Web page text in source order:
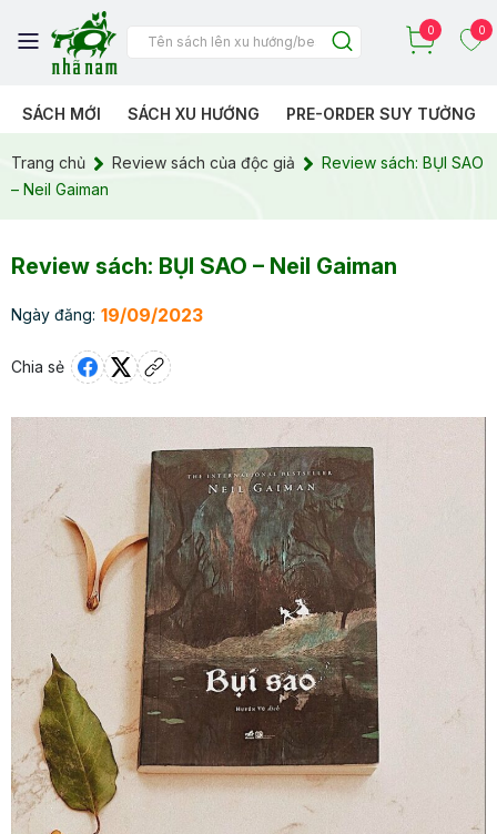
0 0
SÁCH MỚI SÁCH XU HƯỚNG PRE-ORDER SUY TƯỞNG
Trang chủ Review sách của độc giả
Review sách: BỤI SAO
– Neil Gaiman
Review sách: BỤI SAO – Neil Gaiman
Ngày đăng: 19/09/2023
Chia sẻ